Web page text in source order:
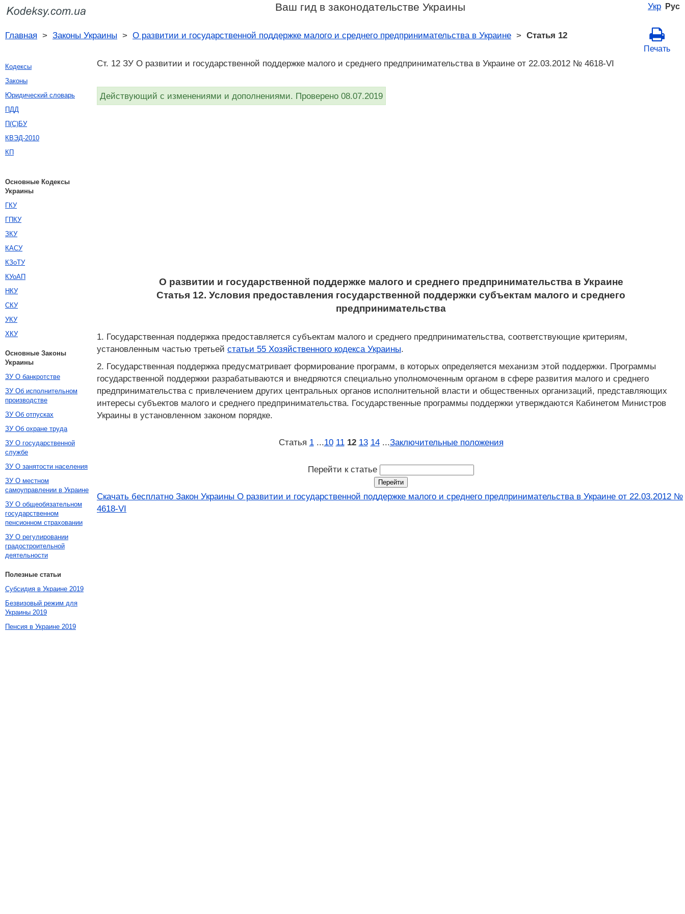
Укр Рус
Ваш гид в законодательстве Украины
Главная > Законы Украины > О развитии и государственной поддержке малого и среднего предпринимательства в Украине > Статья 12
Печать
Ст. 12 ЗУ О развитии и государственной поддержке малого и среднего предпринимательства в Украине от 22.03.2012 № 4618-VI
Действующий с изменениями и дополнениями. Проверено 08.07.2019
О развитии и государственной поддержке малого и среднего предпринимательства в Украине
Статья 12. Условия предоставления государственной поддержки субъектам малого и среднего
предпринимательства
1. Государственная поддержка предоставляется субъектам малого и среднего предпринимательства, соответствующие критериям,
установленным частью третьей статьи 55 Хозяйственного кодекса Украины.
2. Государственная поддержка предусматривает формирование программ, в которых определяется механизм этой поддержки. Программы
государственной поддержки разрабатываются и внедряются специально уполномоченным органом в сфере развития малого и среднего
предпринимательства с привлечением других центральных органов исполнительной власти и общественных организаций, представляющих
интересы субъектов малого и среднего предпринимательства. Государственные программы поддержки утверждаются Кабинетом Министров
Украины в установленном законом порядке.
Статья 1 ...10 11 12 13 14 ...Заключительные положения
Перейти к статье
Скачать бесплатно Закон Украины О развитии и государственной поддержке малого и среднего предпринимательства в Украине от 22.03.2012 №
4618-VI
Кодексы
Законы
Юридический словарь
ПДД
П(С)БУ
КВЭД-2010
КП
Основные Кодексы
Украины
ГКУ
ГПКУ
ЗКУ
КАСУ
КЗоТУ
КУоАП
НКУ
СКУ
УКУ
ХКУ
Основные Законы
Украины
ЗУ О банкротстве
ЗУ Об исполнительном
производстве
ЗУ Об отпусках
ЗУ Об охране труда
ЗУ О государственной
службе
ЗУ О занятости населения
ЗУ О местном
самоуправлении в Украине
ЗУ О общеобязательном
государственном
пенсионном страховании
ЗУ О регулировании
градостроительной
деятельности
Полезные статьи
Субсидия в Украине 2019
Безвизовый режим для
Украины 2019
Пенсия в Украине 2019